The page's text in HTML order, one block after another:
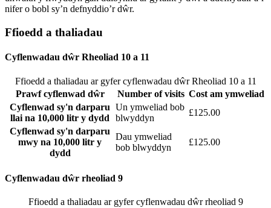
nifer o bobl sy’n defnyddio’r dŵr.
Ffioedd a thaliadau
Cyflenwadau dŵr Rheoliad 10 a 11
Ffioedd a thaliadau ar gyfer cyflenwadau dŵr Rheoliad 10 a 11
Prawf cyflenwad dŵr
Number of visits Cost am ymweliad
Cyflenwad sy'n darparu
llai na 10,000 litr y dydd
Un ymweliad bob
blwyddyn
£125.00
Cyflenwad sy'n darparu
mwy na 10,000 litr y
dydd
Dau ymweliad
bob blwyddyn
£125.00
Cyflenwadau dŵr rheoliad 9
Ffioedd a thaliadau ar gyfer cyflenwadau dŵr rheoliad 9